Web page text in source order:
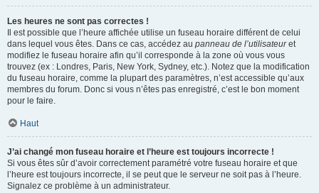
Les heures ne sont pas correctes !
Il est possible que l’heure affichée utilise un fuseau horaire différent de celui
dans lequel vous êtes. Dans ce cas, accédez au panneau de l’utilisateuret
modifiez le fuseau horaire afin qu’il corresponde à la zone où vous vous
trouvez (ex : Londres, Paris, New York, Sydney, etc.). Notez que la modification
du fuseau horaire, comme la plupart des paramètres, n’est accessible qu’aux
membres du forum. Donc si vous n’êtes pas enregistré, c’est le bon moment
pour le faire.
Haut
J’ai changé mon fuseau horaire et l’heure est toujours incorrecte !
Si vous êtes sûr d’avoir correctement paramétré votre fuseau horaire et que
l’heure est toujours incorrecte, il se peut que le serveur ne soit pas à l’heure.
Signalez ce problème à un administrateur.